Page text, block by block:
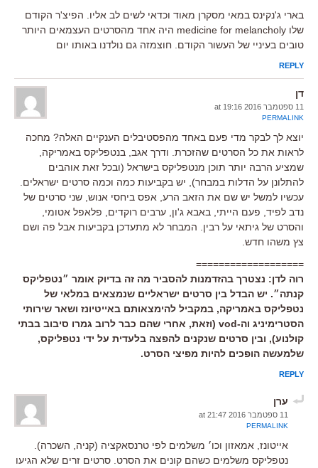
בארי ג'נקינס במאי מסקרן מאוד וכדאי לשים לב אליו. הפיצ'ר הקודם
שלו medicine for melancholy היה אחד מהסרטים העצמאים היותר
טובים בעיניי של העשור הקודם. חוצמזה גם נולדנו באותו יום
REPLY
דן
11 ספטמבר 2016 at 19:16
PERMALINK
יוצא לך לבקר מדי פעם באחד מהפסטיבלים הענקיים האלה? מחכה
לראות את כל הסרטים שהזכרת. ודרך אגב, בנטפליקס באמריקה,
שמציע הרבה יותר תוכן מנטפליקס בישראל (ובכל זאת אוהבים
להתלונן על הדלות במבחר), יש בקביעות כמה וכמה סרטים ישראלים.
עכשיו למשל יש שם את הזאב הרע, אפס ביחסי אנוש, שני סרטים של
נדב לפיד, פעם הייתי, באבא ג'ון, ערבים רוקדים, פלאפל אטומי,
והסרט של גיתאי על רבין. המבחר לא מתעדכן בקביעות אבל פה ושם
צץ משהו חדש.
===================
רוה לדן: נצטרך בהזדמנות להסביר מה זה בדיוק אומר ״נטפליקס
קנתה״. יש הבדל בין סרטים ישראליים שנמצאים במלאי של
נטפליקס באמריקה, במקביל להימצאותם באייטיונז ושאר שירותי
הסטרימיניג וה-vod (וזאת, אחרי שהם כבר לרוב גמרו סיבוב בבתי
קולנוע), ובין סרטים שנקנים להפצה בלעדית על ידי נטפליקס,
שלמעשה הופכים להיות מפיצי הסרט.
REPLY
ערן
11 ספטמבר 2016 at 21:47
PERMALINK
אייטונז, אמאזון וכו׳ משלמים לפי טרנסאקציה (קניה, השכרה).
נטפליקס משלמים כשהם קונים את הסרט. סרטים זרים שלא הגיעו